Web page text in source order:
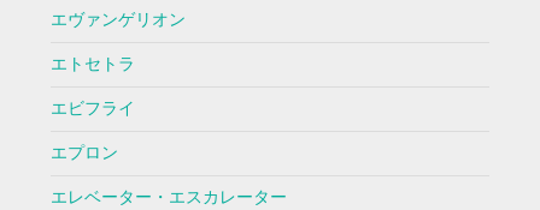
エヴァンゲリオン
エトセトラ
エビフライ
エプロン
エレベーター・エスカレーター